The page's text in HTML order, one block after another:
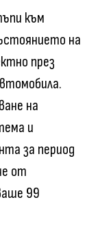
към
на
през
на
и
за период
от
99